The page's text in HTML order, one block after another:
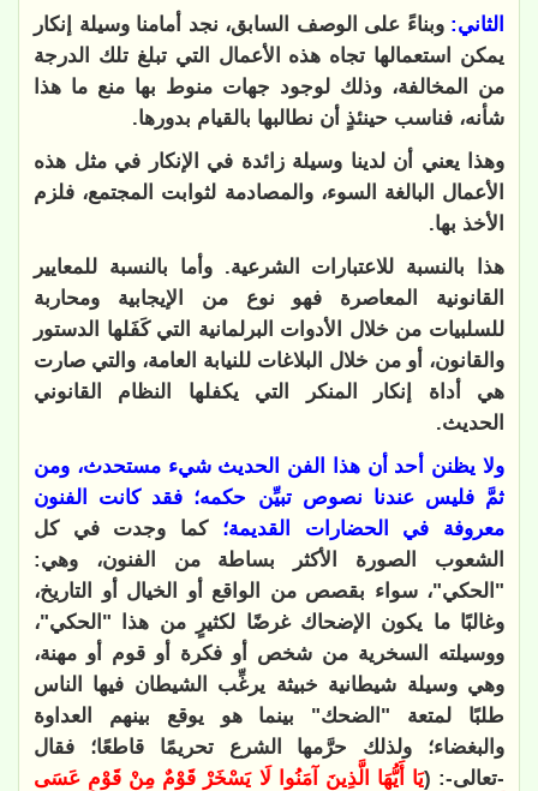
الثاني:وبناءً على الوصف السابق، نجد أمامنا وسيلة إنكار
يمكن استعمالها تجاه هذه الأعمال التي تبلغ تلك الدرجة
من المخالفة، وذلك لوجود جهات منوط بها منع ما هذا
شأنه، فناسب حينئذٍ أن نطالبها بالقيام بدورها.
وهذا يعني أن لدينا وسيلة زائدة في الإنكار في مثل هذه
الأعمال البالغة السوء، والمصادمة لثوابت المجتمع، فلزم
الأخذ بها.
هذا بالنسبة للاعتبارات الشرعية. وأما بالنسبة للمعايير
القانونية المعاصرة فهو نوع من الإيجابية ومحاربة
للسلبيات من خلال الأدوات البرلمانية التي كَفَلها الدستور
والقانون، أو من خلال البلاغات للنيابة العامة، والتي صارت
هي أداة إنكار المنكر التي يكفلها النظام القانوني
الحديث.
ولا يظنن أحد أن هذا الفن الحديث شيء مستحدث، ومن
ثمَّ فليس عندنا نصوص تبيِّن حكمه؛ فقد كانت الفنون
معروفة في الحضارات القديمة؛ كما وجدت في كل
الشعوب الصورة الأكثر بساطة من الفنون، وهي:
"الحكي"، سواء بقصص من الواقع أو الخيال أو التاريخ،
وغالبًا ما يكون الإضحاك غرضًا لكثيرٍ من هذا "الحكي"،
ووسيلته السخرية من شخص أو فكرة أو قوم أو مهنة،
وهي وسيلة شيطانية خبيثة يرغِّب الشيطان فيها الناس
طلبًا لمتعة "الضحك" بينما هو يوقع بينهم العداوة
والبغضاء؛ ولذلك حرَّمها الشرع تحريمًا قاطعًا؛ فقال
-تعالى-: (يَا أَيُّهَا الَّذِينَ آمَنُوا لَا يَسْخَرْ قَوْمٌ مِنْ قَوْمٍ عَسَى